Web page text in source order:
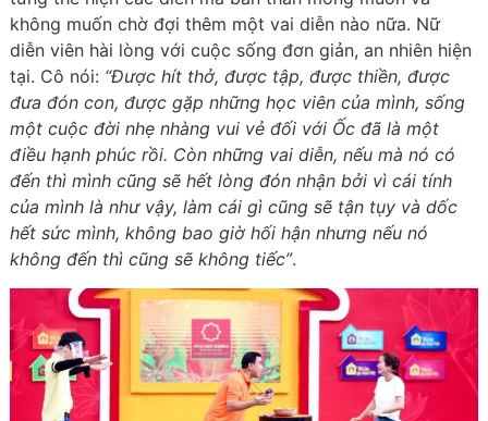
không muốn chờ đợi thêm một vai diễn nào nữa. Nữ
diễn viên hài lòng với cuộc sống đơn giản, an nhiên hiện
tại. Cô nói: “Được hít thở, được tập, được thiền, được
đưa đón con, được gặp những học viên của mình, sống
một cuộc đời nhẹ nhàng vui vẻ đối với Ốc đã là một
điều hạnh phúc rồi. Còn những vai diễn, nếu mà nó có
đến thì mình cũng sẽ hết lòng đón nhận bởi vì cái tính
của mình là như vậy, làm cái gì cũng sẽ tận tụy và dốc
hết sức mình, không bao giờ hối hận nhưng nếu nó
không đến thì cũng sẽ không tiếc”.